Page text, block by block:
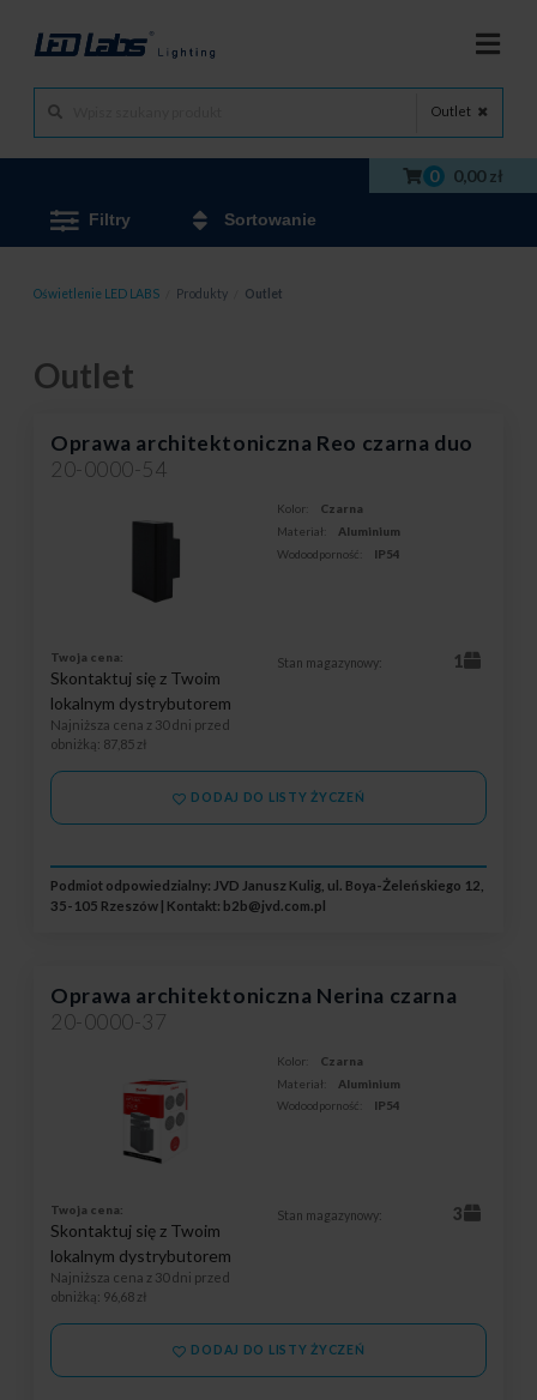
Outlet
0 0,00 zł
Filtry Sortowanie
Oświetlenie LED LABS Produkty Outlet
Outlet
Oprawa architektoniczna Reo czarna duo
20-0000-54
Kolor:
Czarna
Materiał:
Aluminium
Wodoodporność:
IP54
Twoja cena:
Skontaktuj się z Twoim
lokalnym dystrybutorem
Najniższa cena z 30 dni przed
obniżką: 87,85 zł
Stan magazynowy: 1
DODAJ DO LISTY ŻYCZEŃ
Podmiot odpowiedzialny: JVD Janusz Kulig, ul. Boya-Żeleńskiego 12,
35-105 Rzeszów | Kontakt: b2b@jvd.com.pl
Oprawa architektoniczna Nerina czarna
20-0000-37
Kolor:
Czarna
Materiał:
Aluminium
Wodoodporność:
IP54
Twoja cena:
Skontaktuj się z Twoim
lokalnym dystrybutorem
Najniższa cena z 30 dni przed
obniżką: 96,68 zł
Stan magazynowy: 3
DODAJ DO LISTY ŻYCZEŃ